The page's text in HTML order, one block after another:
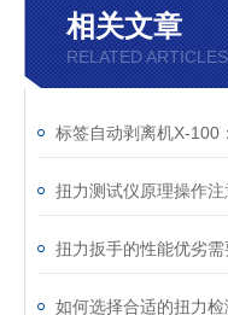
相关文章
RELATED ARTICLES
扭力测试仪原理操作注